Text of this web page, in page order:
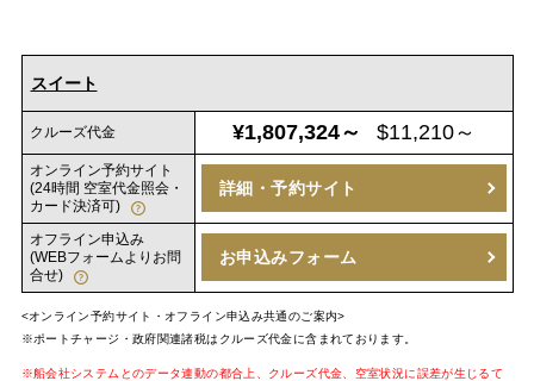
スイート
クルーズ代金 ¥1,807,324～ $11,210～
オンライン予約サイト
(24時間 空室代金照会・
カード決済可)
詳細・予約サイト
オフライン申込み
(WEBフォームよりお問
合せ)
お申込みフォーム
<オンライン予約サイト・オフライン申込み共通のご案内>
※ポートチャージ・政府関連諸税はクルーズ代金に含まれております。
※船会社システムとのデータ連動の都合上、クルーズ代金、空室状況に誤差が生じるて